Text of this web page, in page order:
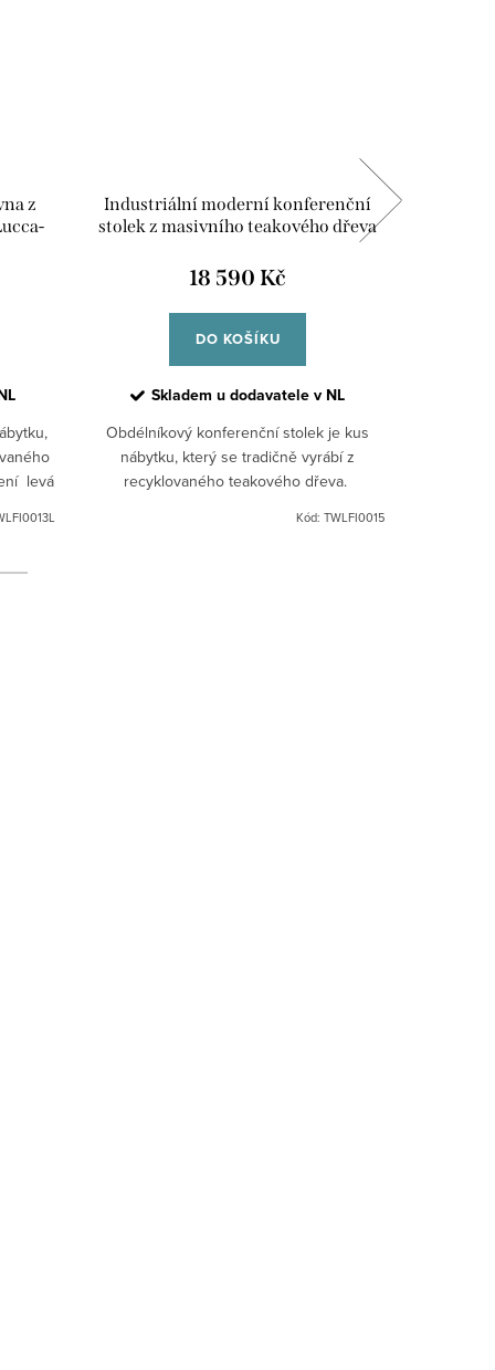
z
levá
Industriální moderní konferenční
stolek z masivního teakového dřeva
18 590 Kč
DO KOŠÍKU
Skladem u dodavatele v NL
Obdélníkový konferenční stolek je kus
nábytku, který se tradičně vyrábí z
recyklovaného teakového dřeva.
Kód: TWLFI0015